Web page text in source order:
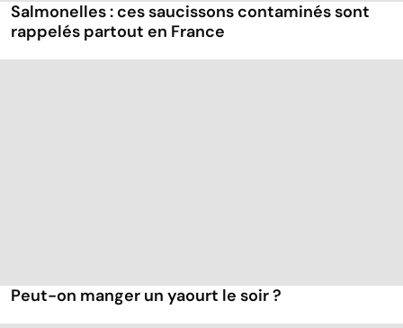
Salmonelles : ces saucissons contaminés sont
rappelés partout en France
Peut-on manger un yaourt le soir ?